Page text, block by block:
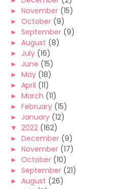
► November (15)
► October (9)
► September (9)
► August (8)
► July (16)
► June (15)
► May (18)
► April (11)
► March (11)
► February (15)
► January (12)
▼ 2022 (162)
► December (9)
► November (17)
► October (10)
► September (21)
► August (26)